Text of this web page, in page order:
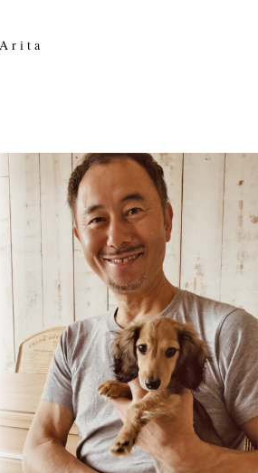
r i t a